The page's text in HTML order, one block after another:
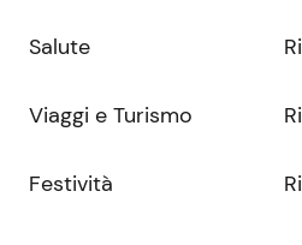
Salute
Viaggi e Turismo
Festività